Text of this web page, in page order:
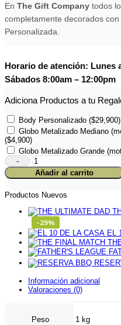
En The Gift Company todos
completamente decorados
Personalizada.
Horario de atención: Lunes
Sábados 8:00am – 12:00pm
Adiciona Productos a tu
Body Personalizado ($29,900)
Globo Metalizado Mediano
($4,900)
Globo Metalizado Grande
Set
CUIDADO
DEL
1-
cantidad
Añadir al carrito
Productos Nuevos
-29%
EL
Información adicional
Valoraciones (0)
Peso 1 kg